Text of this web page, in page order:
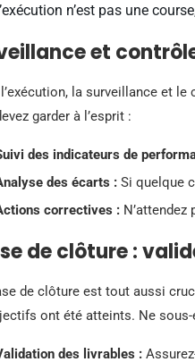
n’est pas une
et
la surveillance et
garder à l’esprit :
des indicateurs de
des écarts : Si quelque
correctives :
de clôture :
de clôture est tout aussi
ont été atteints. Ne
des livrables :